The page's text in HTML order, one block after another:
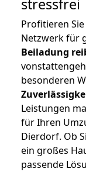
stressfrei
Profitieren
Netzwerk für
Beiladung
besonderen
Leistungen
für Ihren
Dierdorf. Ob
ein großes
passende